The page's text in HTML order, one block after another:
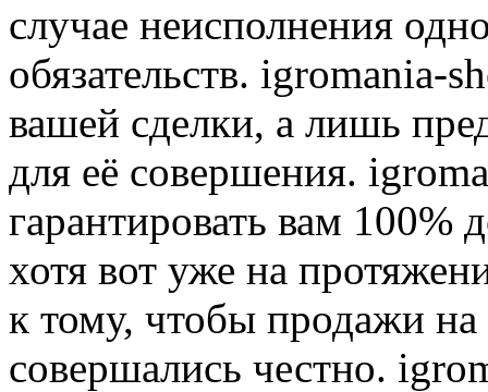
случае неисполнения
обязательств. igromania-
вашей сделки, а лишь
для её совершения.
гарантировать вам 100%
хотя вот уже на
к тому, чтобы продажи
совершались честно.